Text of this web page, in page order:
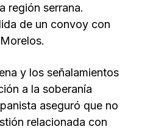
región serrana.
de un convoy con
y los señalamientos
a la soberanía
aseguró que no
relacionada con